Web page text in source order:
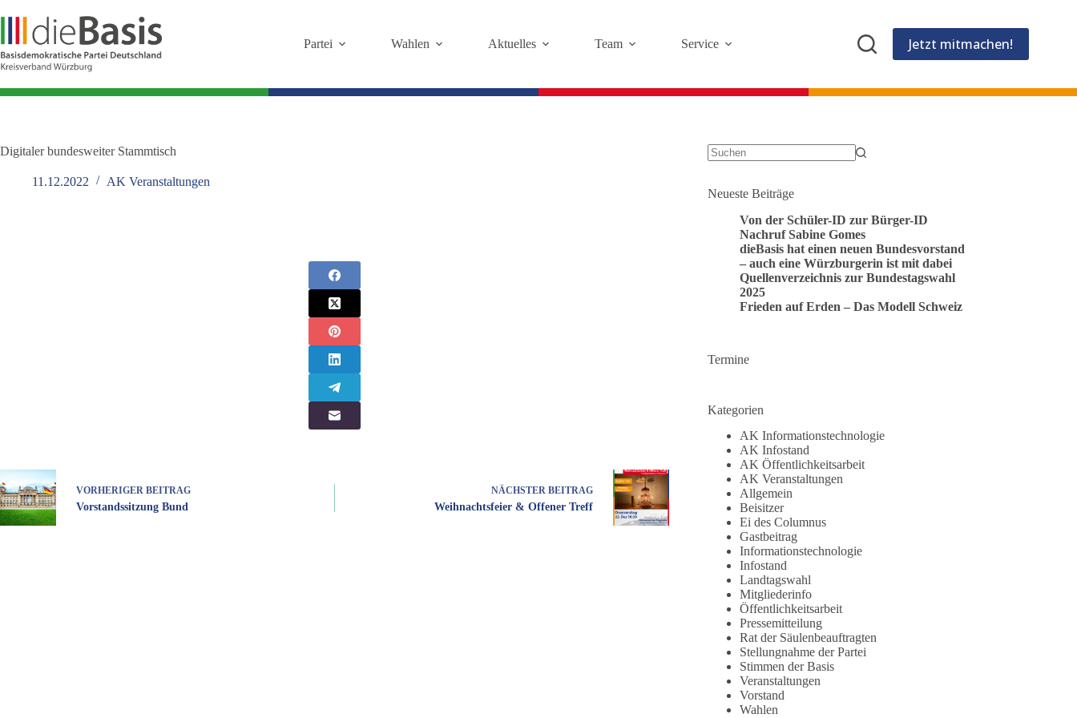
Inhalt
springen
Partei Wahlen Aktuelles Team Service Jetzt mitmachen!
Digitaler bundesweiter Stammtisch
11.12.2022 AK Veranstaltungen
VORHERIGER BEITRAG
Vorstandssitzung Bund
NÄCHSTER BEITRAG
Weihnachtsfeier & Offener Treff
Neueste Beiträge
Von der Schüler-ID zur Bürger-ID
Nachruf Sabine Gomes
dieBasis hat einen neuen Bundesvorstand
– auch eine Würzburgerin ist mit dabei
Quellenverzeichnis zur Bundestagswahl
2025
Frieden auf Erden – Das Modell Schweiz
Termine
Kategorien
AK Informationstechnologie
AK Infostand
AK Öffentlichkeitsarbeit
AK Veranstaltungen
Allgemein
Beisitzer
Ei des Columnus
Gastbeitrag
Informationstechnologie
Infostand
Landtagswahl
Mitgliederinfo
Öffentlichkeitsarbeit
Pressemitteilung
Rat der Säulenbeauftragten
Stellungnahme der Partei
Stimmen der Basis
Veranstaltungen
Vorstand
Wahlen